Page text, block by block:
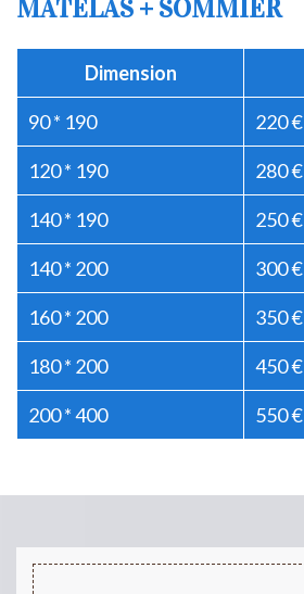
MATELAS + SOMMIER
Dimension
90 * 190 220 €
120 * 190 280 €
140 * 190 250 €
140 * 200 300 €
160 * 200 350 €
180 * 200 450 €
200 * 400 550 €